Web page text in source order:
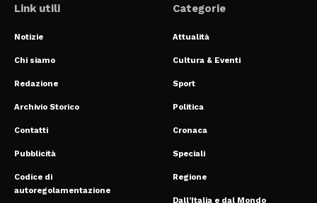
Link utili
Notizie
Chi siamo
Redazione
Archivio Storico
Contatti
Pubblicità
Codice di
autoregolamentazione
Categorie
Attualità
Cultura & Eventi
Sport
Politica
Cronaca
Speciali
Regione
Dall’Italia e dal Mondo